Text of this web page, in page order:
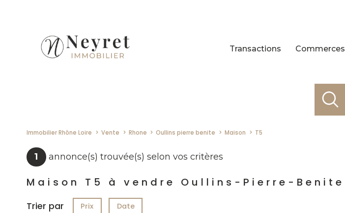
Transactions Commerces
Immobilier Rhône Loire Vente Rhone Oullins pierre benite Maison T5
1 annonce(s) trouvée(s) selon vos critères
Maison T5 à vendre Oullins-Pierre-Benite
Trier par Prix Date